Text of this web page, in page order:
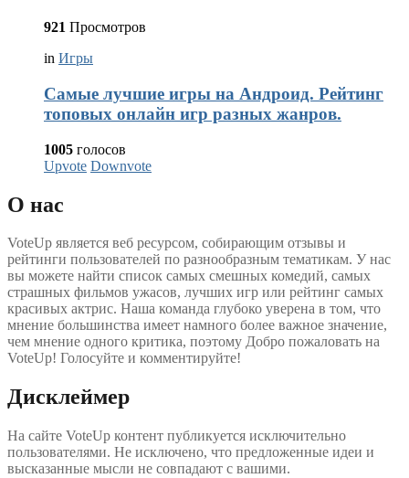
921 Просмотров
in Игры
Самые лучшие игры на Андроид. Рейтинг
топовых онлайн игр разных жанров.
1005 голосов
Upvote Downvote
О нас
VoteUp является веб ресурсом, собирающим отзывы и
рейтинги пользователей по разнообразным тематикам. У нас
вы можете найти список самых смешных комедий, самых
страшных фильмов ужасов, лучших игр или рейтинг самых
красивых актрис. Наша команда глубоко уверена в том, что
мнение большинства имеет намного более важное значение,
чем мнение одного критика, поэтому Добро пожаловать на
VoteUp! Голосуйте и комментируйте!
Дисклеймер
На сайте VoteUp контент публикуется исключительно
пользователями. Не исключено, что предложенные идеи и
высказанные мысли не совпадают с вашими.